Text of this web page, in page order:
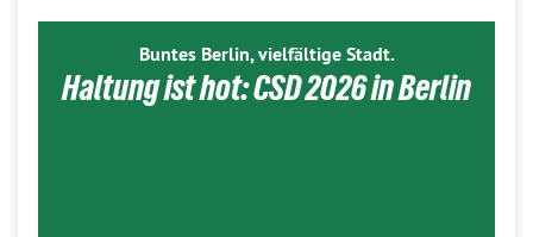
Buntes Berlin, vielfältige Stadt.
Haltung ist hot: CSD 2026 in Berlin